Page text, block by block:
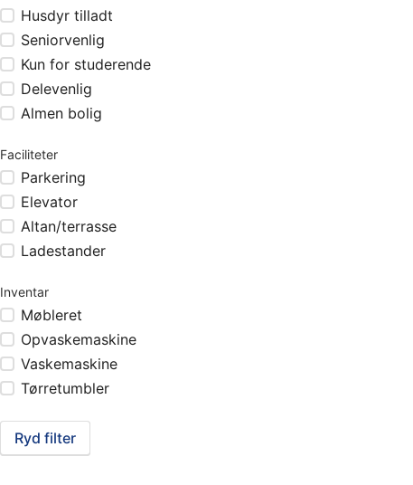
Husdyr tilladt
Seniorvenlig
Kun for studerende
Delevenlig
Almen bolig
Faciliteter
Parkering
Elevator
Altan/terrasse
Ladestander
Inventar
Møbleret
Opvaskemaskine
Vaskemaskine
Tørretumbler
Ryd filter